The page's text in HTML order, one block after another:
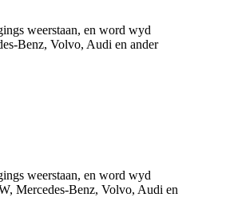
weerstaan, en word wyd
Benz, Volvo, Audi en ander
weerstaan, en word wyd
Mercedes-Benz, Volvo, Audi en